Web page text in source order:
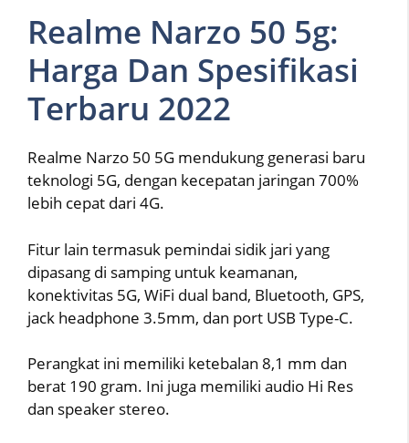
Realme Narzo 50 5g:
Harga Dan Spesifikasi
Terbaru 2022
Realme Narzo 50 5G mendukung generasi baru
teknologi 5G, dengan kecepatan jaringan 700%
lebih cepat dari 4G.
Fitur lain termasuk pemindai sidik jari yang
dipasang di samping untuk keamanan,
konektivitas 5G, WiFi dual band, Bluetooth, GPS,
jack headphone 3.5mm, dan port USB Type-C.
Perangkat ini memiliki ketebalan 8,1 mm dan
berat 190 gram. Ini juga memiliki audio Hi Res
dan speaker stereo.